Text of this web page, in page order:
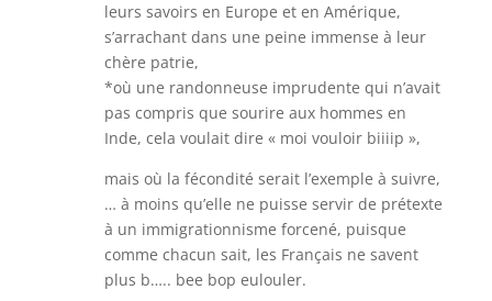
leurs savoirs en Europe et en Amérique,
s’arrachant dans une peine immense à leur
chère patrie,
*où une randonneuse imprudente qui n’avait
pas compris que sourire aux hommes en
Inde, cela voulait dire « moi vouloir biiiip »,
mais où la fécondité serait l’exemple à suivre,
… à moins qu’elle ne puisse servir de prétexte
à un immigrationnisme forcené, puisque
comme chacun sait, les Français ne savent
plus b….. bee bop eulouler.